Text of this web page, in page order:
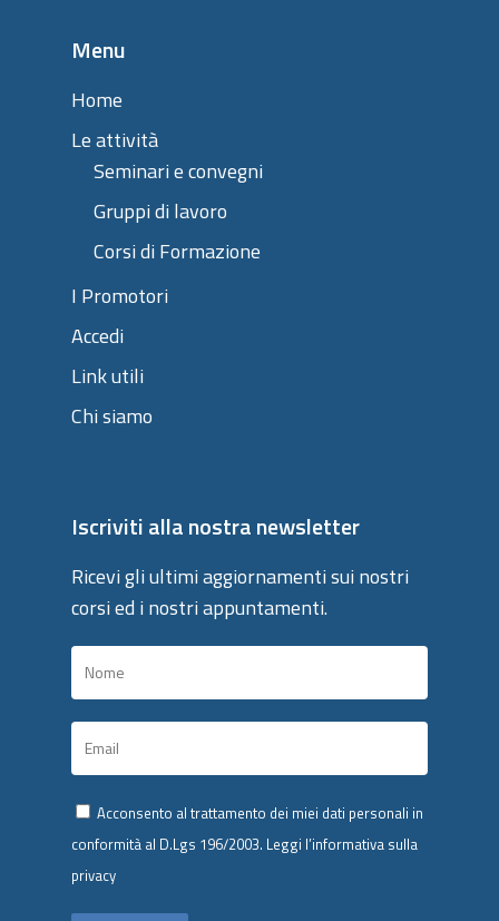
Menu
Home
Le attività
Seminari e convegni
Gruppi di lavoro
Corsi di Formazione
I Promotori
Accedi
Link utili
Chi siamo
Iscriviti alla nostra newsletter
Ricevi gli ultimi aggiornamenti sui nostri
corsi ed i nostri appuntamenti.
Acconsento al trattamento dei miei dati personali in
conformità al D.Lgs 196/2003. Leggi l’informativa sulla
privacy